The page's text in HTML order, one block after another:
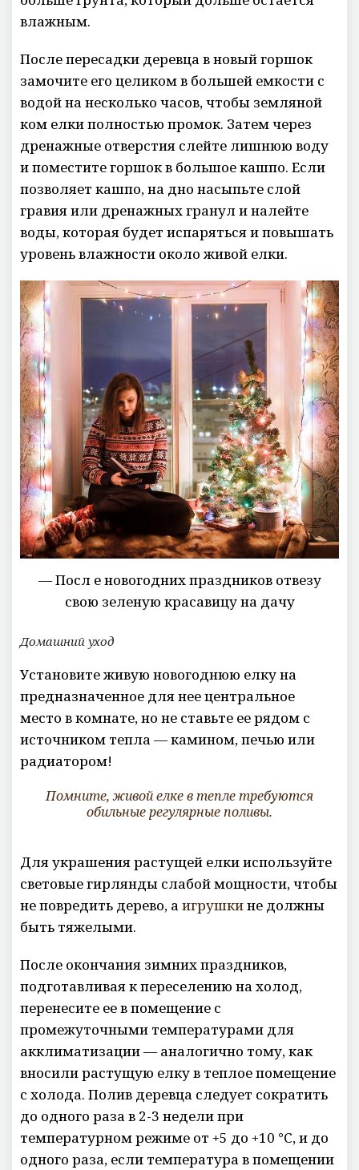
влажным.
После пересадки деревца в новый горшок
замочите его целиком в большей емкости с
водой на несколько часов, чтобы земляной
ком елки полностью промок. Затем через
дренажные отверстия слейте лишнюю воду
и поместите горшок в большое кашпо. Если
позволяет кашпо, на дно насыпьте слой
гравия или дренажных гранул и налейте
воды, которая будет испаряться и повышать
уровень влажности около живой елки.
— Посл е новогодних праздников отвезу
свою зеленую красавицу на дачу
Домашний уход
Установите живую новогоднюю елку на
предназначенное для нее центральное
место в комнате, но не ставьте ее рядом с
источником тепла — камином, печью или
радиатором!
Помните, живой елке в тепле требуются
обильные регулярные поливы.
Для украшения растущей елки используйте
световые гирлянды слабой мощности, чтобы
не повредить дерево, а игрушкине должны
быть тяжелыми.
После окончания зимних праздников,
подготавливая к переселению на холод,
перенесите ее в помещение с
промежуточными температурами для
акклиматизации — аналогично тому, как
вносили растущую елку в теплое помещение
с холода. Полив деревца следует сократить
до одного раза в 2-3 недели при
температурном режиме от +5 до +10 °С, и до
одного раза, если температура в помещении